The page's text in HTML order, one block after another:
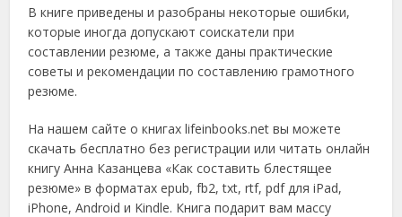
В книге приведены и разобраны некоторые ошибки,
которые иногда допускают соискатели при
составлении резюме, а также даны практические
советы и рекомендации по составлению грамотного
резюме.
На нашем сайте о книгах lifeinbooks.net вы можете
скачать бесплатно без регистрации или читать онлайн
книгу Анна Казанцева «Как составить блестящее
резюме» в форматах epub, fb2, txt, rtf, pdf для iPad,
iPhone, Android и Kindle. Книга подарит вам массу